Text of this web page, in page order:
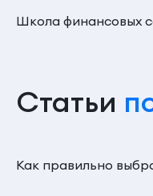
Школа финансовых
Статьи
Как правильно